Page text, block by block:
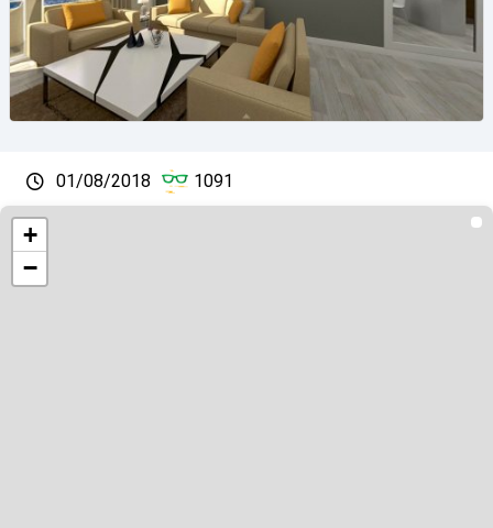
01/08/2018 1091
+
−